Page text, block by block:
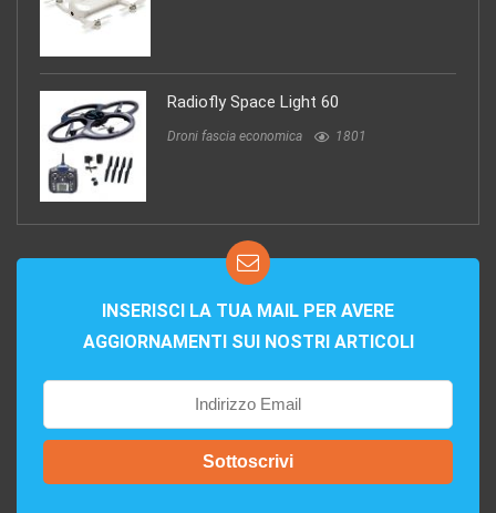
Radiofly Space Light 60
Droni fascia economica 1801
INSERISCI LA TUA MAIL PER AVERE
AGGIORNAMENTI SUI NOSTRI ARTICOLI